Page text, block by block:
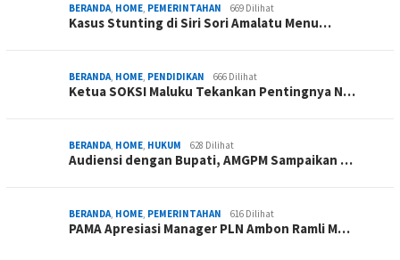
BERANDA HOME PEMERINTAHAN 669 Dilihat
Kasus Stunting di Siri Sori Amalatu Menu…
BERANDA HOME PENDIDIKAN 666 Dilihat
Ketua SOKSI Maluku Tekankan Pentingnya N…
BERANDA HOME HUKUM 628 Dilihat
Audiensi dengan Bupati, AMGPM Sampaikan …
BERANDA HOME PEMERINTAHAN 616 Dilihat
PAMA Apresiasi Manager PLN Ambon Ramli M…